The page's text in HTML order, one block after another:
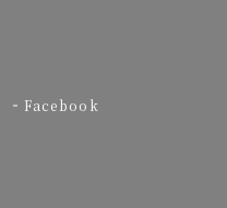
Facebook